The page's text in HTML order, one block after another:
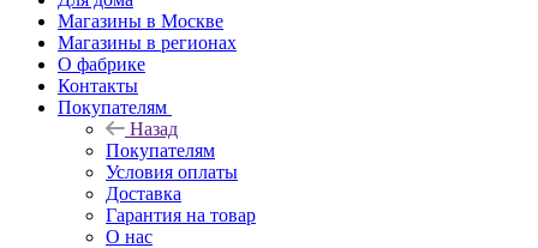
Магазины в Москве
Магазины в регионах
О фабрике
Контакты
Покупателям
Назад
Покупателям
Условия оплаты
Доставка
Гарантия на товар
О нас